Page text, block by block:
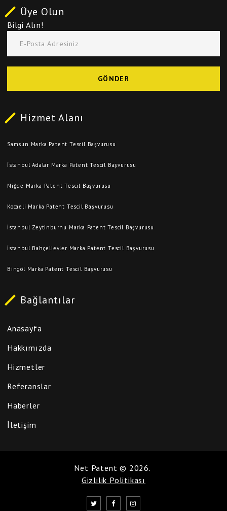
Üye Olun
Bilgi Alın!
E-Posta Adresiniz
GÖNDER
Hizmet Alanı
Samsun Marka Patent Tescil Başvurusu
İstanbul Adalar Marka Patent Tescil Başvurusu
Niğde Marka Patent Tescil Başvurusu
Kocaeli Marka Patent Tescil Başvurusu
İstanbul Zeytinburnu Marka Patent Tescil Başvurusu
İstanbul Bahçelievler Marka Patent Tescil Başvurusu
Bingöl Marka Patent Tescil Başvurusu
Bağlantılar
Anasayfa
Hakkımızda
Hizmetler
Referanslar
Haberler
İletişim
Net Patent © 2026.
Gizlilik Politikası